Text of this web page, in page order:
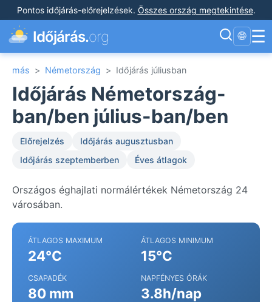
Pontos időjárás-előrejelzések. Összes ország megtekintése.
Időjárás.org 🌐 ☰
más > Németország > Időjárás júliusban
Időjárás Németország-
ban/ben július-ban/ben
Előrejelzés
Időjárás augusztusban
Időjárás szeptemberben
Éves átlagok
Országos éghajlati normálértékek Németország 24
városában.
ÁTLAGOS MAXIMUM
24°C
ÁTLAGOS MINIMUM
15°C
CSAPADÉK
80 mm
NAPFÉNYES ÓRÁK
3.8h/nap